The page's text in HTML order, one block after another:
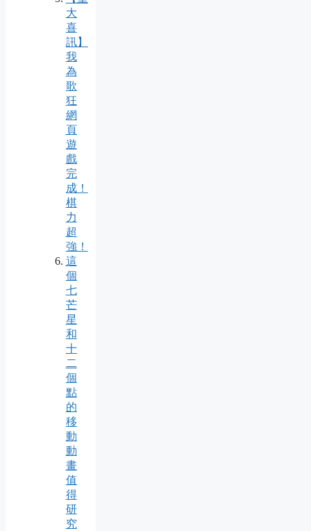
大
喜
訊】
我
為
歌
狂
網
頁
遊
戲
完
成！
棋
力
超
強！
這
個
七
芒
星
和
十
二
個
點
的
移
動
動
畫
值
得
研
究